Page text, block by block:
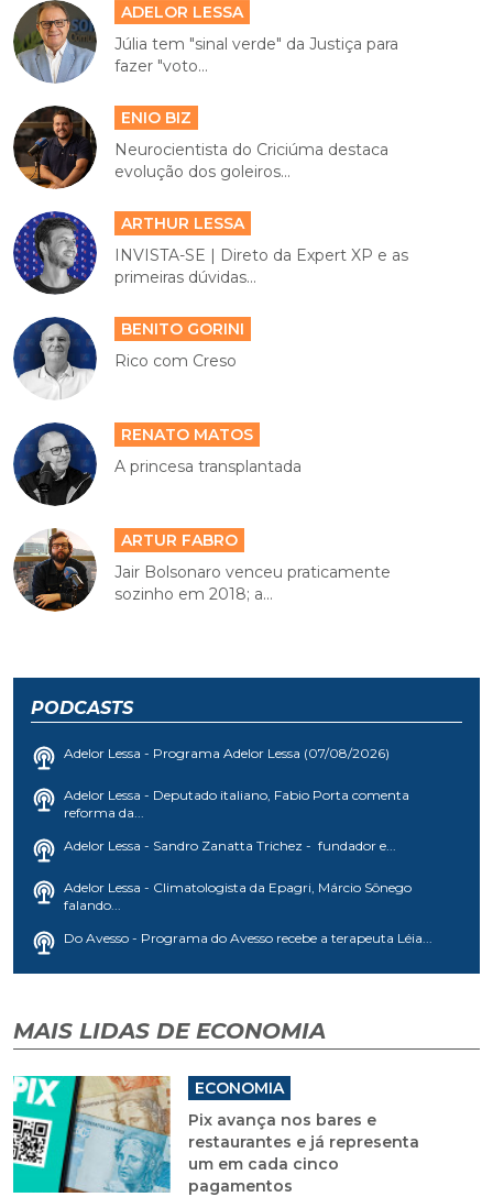
ADELOR LESSA
Júlia tem "sinal verde" da Justiça para
fazer "voto...
ENIO BIZ
Neurocientista do Criciúma destaca
evolução dos goleiros...
ARTHUR LESSA
INVISTA-SE | Direto da Expert XP e as
primeiras dúvidas...
BENITO GORINI
Rico com Creso
RENATO MATOS
A princesa transplantada
ARTUR FABRO
Jair Bolsonaro venceu praticamente
sozinho em 2018; a...
PODCASTS
Adelor Lessa - Programa Adelor Lessa (07/08/2026)
Adelor Lessa - Deputado italiano, Fabio Porta comenta
reforma da...
Adelor Lessa - Sandro Zanatta Trichez - fundador e...
Adelor Lessa - Climatologista da Epagri, Márcio Sônego
falando...
Do Avesso - Programa do Avesso recebe a terapeuta Léia...
MAIS LIDAS DE ECONOMIA
ECONOMIA
Pix avança nos bares e
restaurantes e já representa
um em cada cinco
pagamentos